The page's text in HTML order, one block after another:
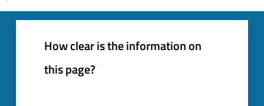
How clear is the information on
this page?